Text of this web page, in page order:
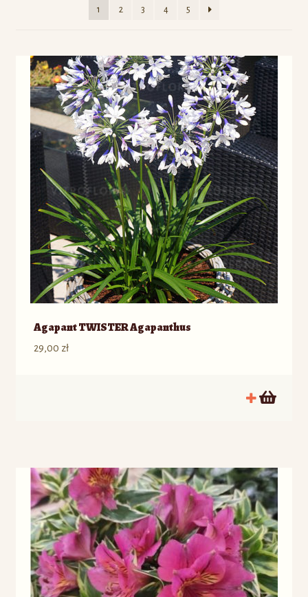
1 2 3 4 5
Agapant TWISTER Agapanthus
29,00 zł